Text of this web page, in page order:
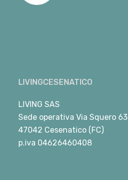
LIVINGCESENATICO
LIVING SAS
Sede operativa Via Squero 63
47042 Cesenatico (FC)
p.iva 04626460408